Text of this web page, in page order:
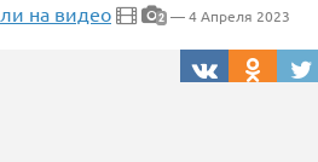
на видео 2 — 4 Апреля 2023